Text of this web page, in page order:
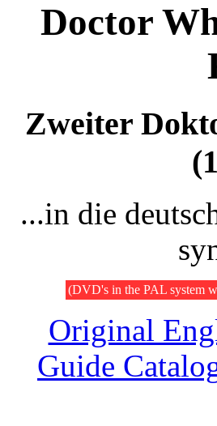
Doctor
Zweiter
...in die
(DVD's in the PAL system
Original
Guide